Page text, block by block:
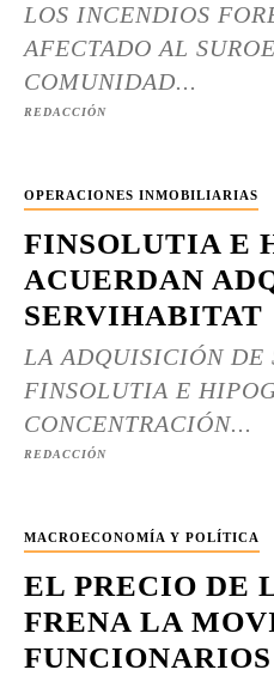
LOS INCENDIOS
AFECTADO AL
COMUNIDAD...
REDACCIÓN
OPERACIONES INMOBILIARIAS
FINSOLUTIA E
ACUERDAN
SERVIHABITAT
LA ADQUISICIÓN DE
FINSOLUTIA E
CONCENTRACIÓN...
REDACCIÓN
MACROECONOMÍA Y POLÍTICA
EL PRECIO DE
FRENA LA
FUNCIONARIOS